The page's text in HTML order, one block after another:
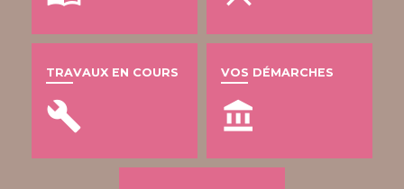
TRAVAUX EN COURS
build
VOS DÉMARCHES
account_balance